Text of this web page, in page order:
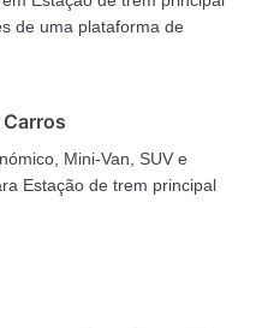
de uma plataforma de
Mini-Van, SUV e
Estação de trem principal